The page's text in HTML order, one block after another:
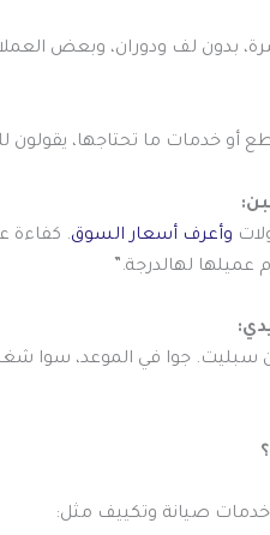
بدون لف ودوران، وبعض
أو خدمات ما تحتاجها،
وأعرف أسعار السوق. كفاءة
لهالدرجة.”
سبليت. جوا في الموعد، سوا
صيانة وتكييف مثل: